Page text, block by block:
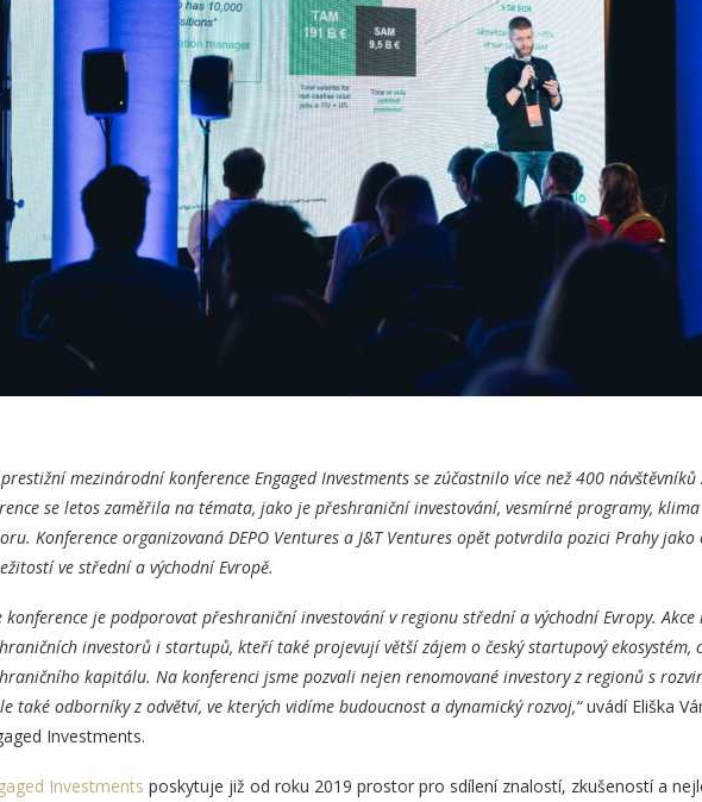
mezinárodní konference Engaged Investments se zúčastnilo více než 400
se letos zaměřila na témata, jako je přeshraniční investování, vesmírné programy,
Konference organizovaná DEPO Ventures a J&T Ventures opět potvrdila pozici Prahy
ve střední a východní Evropě.
konference je podporovat přeshraniční investování v regionu střední a východní Evropy.
investorů i startupů, kteří také projevují větší zájem o český startupový ekosystém,
kapitálu. Na konferenci jsme pozvali nejen renomované investory z regionů s
také odborníky z odvětví, ve kterých vidíme budoucnost a dynamický rozvoj,“uvádí Eliška
Investments.
Investments poskytuje již od roku 2019 prostor pro sdílení znalostí, zkušeností a